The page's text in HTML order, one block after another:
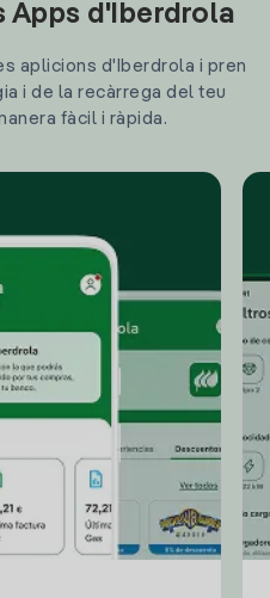
Apps d'Iberdrola
aplicions d'Iberdrola i pren
i de la recàrrega del teu
fàcil i ràpida.